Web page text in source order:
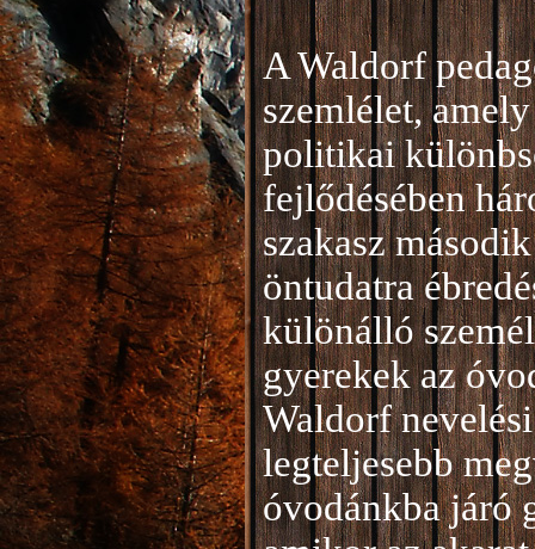
A Waldorf
szemlélet,
politikai
fejlődésében
szakasz
öntudatra
különálló
gyerekek az
Waldorf
legteljesebb
óvodánkba járó